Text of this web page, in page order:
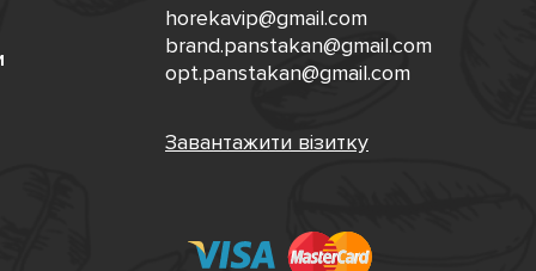
horekavip@gmail.com
brand.panstakan@gmail.com
opt.panstakan@gmail.com
Завантажити візитку